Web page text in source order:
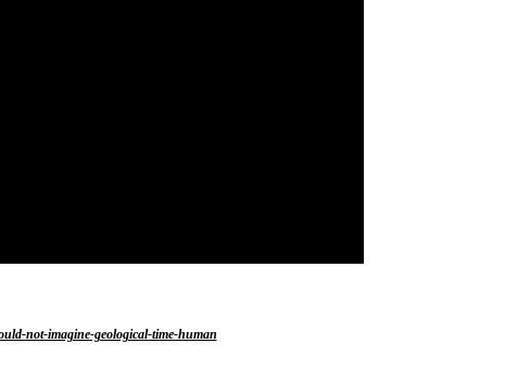
not-imagine-geological-time-human